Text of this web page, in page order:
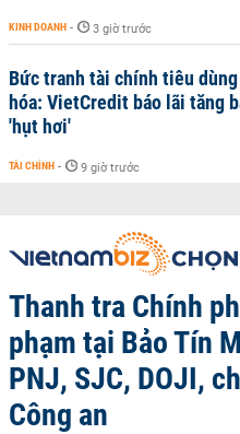
KINH DOANH - 3 giờ trước
Bức tranh tài chính tiêu
hóa: VietCredit báo lãi tăng
'hụt hơi'
TÀI CHÍNH - 9 giờ trước
Thanh tra Chính
phạm tại Bảo Tín
PNJ, SJC, DOJI,
Công an